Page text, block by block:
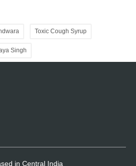
Toxic Cough Syrup
Singh
in Central India